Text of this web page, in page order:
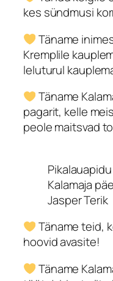
kes sündmusi
Täname
Kremplile
leluturul
Täname
pagarit, kelle
peole maitsvad
Kalamaja
Jasper Terik
Täname teid,
hoovid avasite!
Täname